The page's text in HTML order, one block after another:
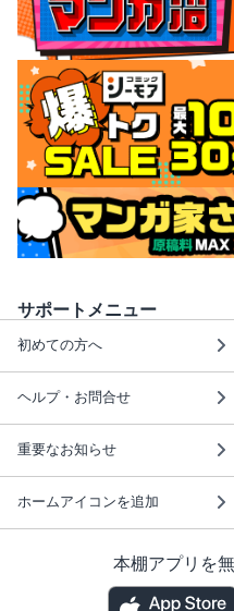
サポートメニュー
初めての方へ
ヘルプ・お問合せ
重要なお知らせ
ホームアイコンを追加
本棚アプリを